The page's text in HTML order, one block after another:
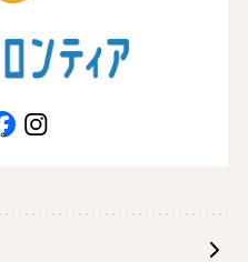
facebookinstagram